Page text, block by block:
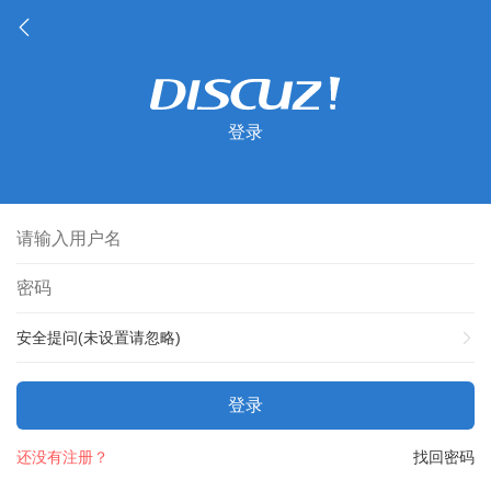
登录
安全提问(未设置请忽略)
登录
找回密码
还没有注册？